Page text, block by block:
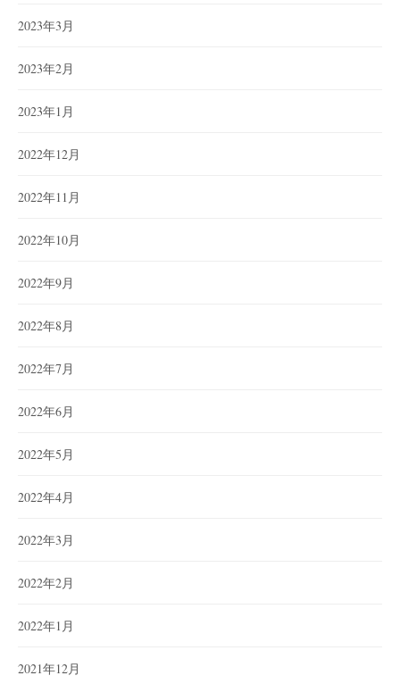
2023年3月
2023年2月
2023年1月
2022年12月
2022年11月
2022年10月
2022年9月
2022年8月
2022年7月
2022年6月
2022年5月
2022年4月
2022年3月
2022年2月
2022年1月
2021年12月